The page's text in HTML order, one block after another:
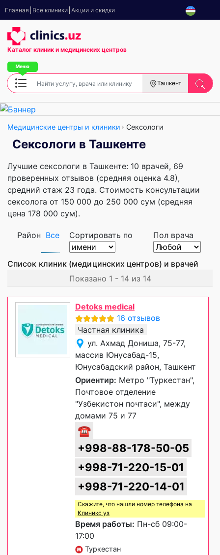
Главная Все клиники Акции и скидки
Каталог клиник и медицинских центров
Ташкент
Медицинские центры и клиники Сексологи
Сексологи в Ташкенте
Лучшие сексологи в Ташкенте: 10 врачей, 69
проверенных отзывов (средняя оценка 4.8),
cредний стаж 23 года. Стоимость консультации
сексолога от 150 000 до 250 000 сум (средняя
цена 178 000 сум).
Район Все Сортировать по Пол врача
Список клиник (медицинских центров) и врачей
Показано 1 - 14 из 14
Detoks medical
16 отзывов
Частная клиника
ул. Ахмад Дониша, 75-77,
массив Юнусабад-15,
Юнусабадский район, Ташкент
Ориентир: Метро "Туркестан",
Почтовое отделение
"Узбекистон почтаси", между
домами 75 и 77
☎
+998-88-178-50-05
+998-71-220-15-01
+998-71-220-14-01
Скажите, что нашли номер телефона на
Клиникс уз
Время работы: Пн-сб 09:00-
17:00
Туркестан